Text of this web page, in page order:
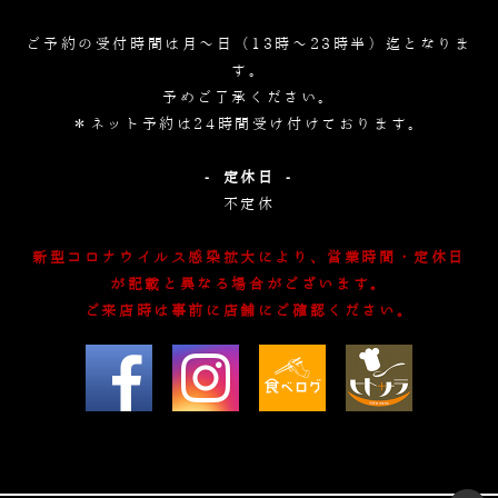
ご予約の受付時間は月～日（13時～23時半）迄となりま
す。
予めご了承ください。
＊ネット予約は24時間受け付けております。
- 定休日 -
不定休
新型コロナウイルス感染拡大により、営業時間・定休日
が記載と異なる場合がございます。
ご来店時は事前に店舗にご確認ください。